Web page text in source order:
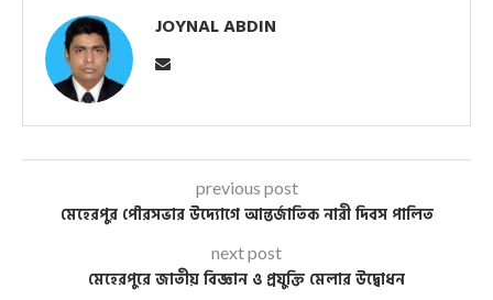
JOYNAL ABDIN
previous post
মেহেরপুর পৌরসভার উদ্যোগে আন্তর্জাতিক নারী দিবস পালিত
next post
মেহেরপুরে জাতীয় বিজ্ঞান ও প্রযুক্তি মেলার উদ্বোধন